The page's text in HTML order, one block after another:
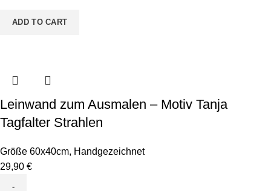
ADD TO CART
Leinwand zum Ausmalen – Motiv Tanja
Tagfalter Strahlen
Größe 60x40cm, Handgezeichnet
29,90 €